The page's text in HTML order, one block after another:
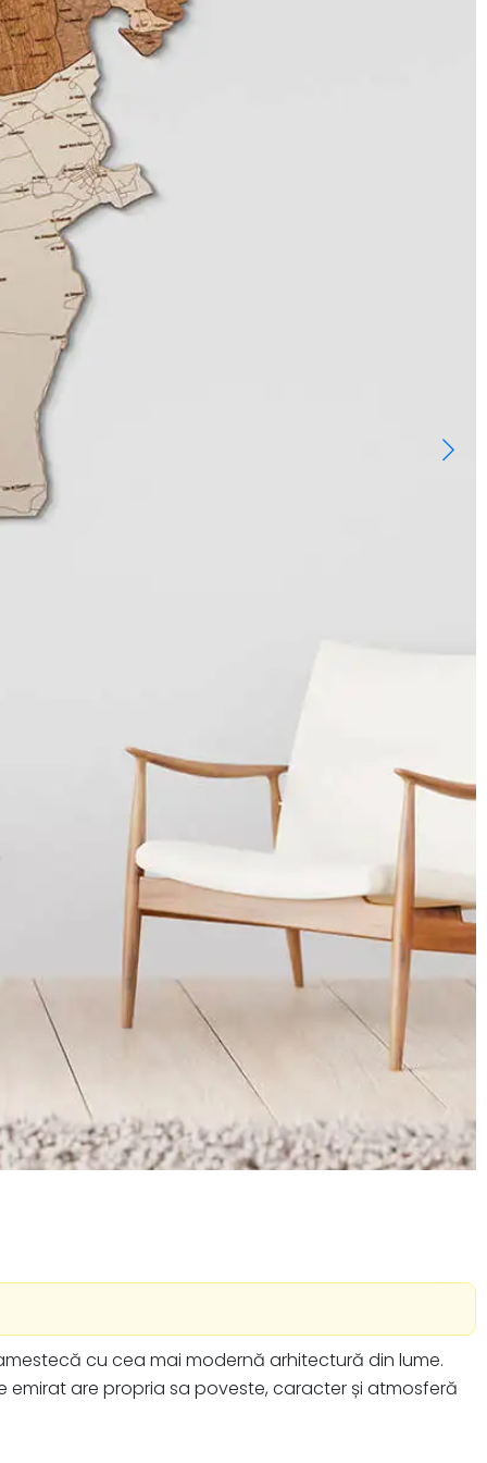
cu cea mai modernă arhitectură din lume.
emirat are propria sa poveste, caracter și atmosferă